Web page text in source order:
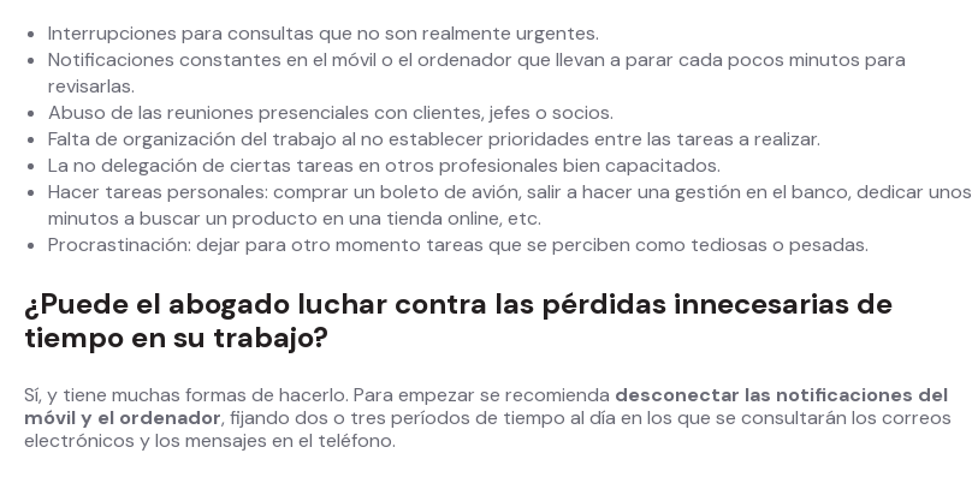
Interrupciones para consultas que no son realmente urgentes.
Notificaciones constantes en el móvil o el ordenador que llevan a parar cada pocos minutos para
revisarlas.
Abuso de las reuniones presenciales con clientes, jefes o socios.
Falta de organización del trabajo al no establecer prioridades entre las tareas a realizar.
La no delegación de ciertas tareas en otros profesionales bien capacitados.
Hacer tareas personales: comprar un boleto de avión, salir a hacer una gestión en el banco, dedicar unos
minutos a buscar un producto en una tienda online, etc.
Procrastinación: dejar para otro momento tareas que se perciben como tediosas o pesadas.
¿Puede el abogado luchar contra las pérdidas innecesarias de
tiempo en su trabajo?
Sí, y tiene muchas formas de hacerlo. Para empezar se recomienda desconectar las notificaciones del
móvil y el ordenador, fijando dos o tres períodos de tiempo al día en los que se consultarán los correos
electrónicos y los mensajes en el teléfono.